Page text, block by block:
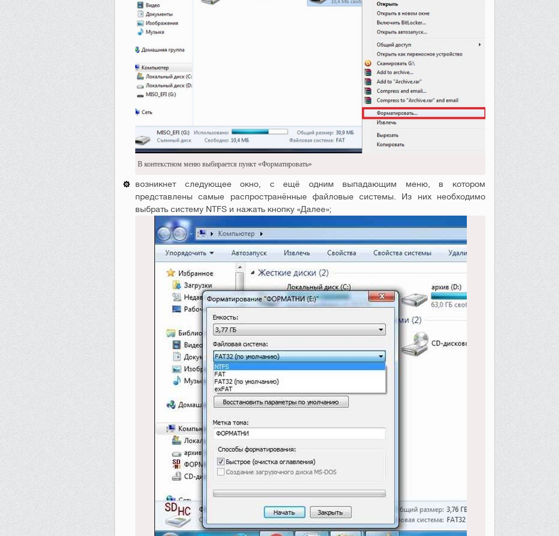
В контекстном меню выбирается пункт «Форматировать»
возникнет следующее окно, с ещё одним выпадающим меню, в котором
представлены самые распространённые файловые системы. Из них необходимо
выбрать систему NTFS и нажать кнопку «Далее»;